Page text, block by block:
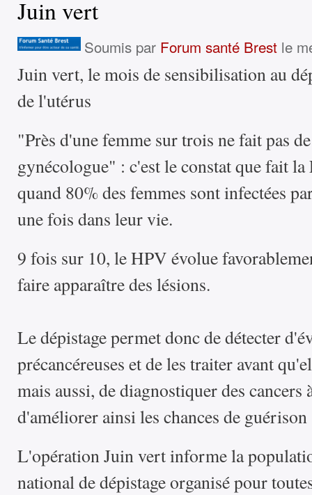
Juin vert
Soumis par Forum santé Brestle
Juin vert, le mois de sensibilisation au
de l'utérus
"Près d'une femme sur trois ne fait pas
gynécologue" : c'est le constat que fait
quand 80% des femmes sont infectées
une fois dans leur vie.
9 fois sur 10, le HPV évolue
faire apparaître des lésions.
Le dépistage permet donc de détecter
précancéreuses et de les traiter avant
mais aussi, de diagnostiquer des cancers
d'améliorer ainsi les chances de guérison
L'opération Juin vert informe la
national de dépistage organisé pour